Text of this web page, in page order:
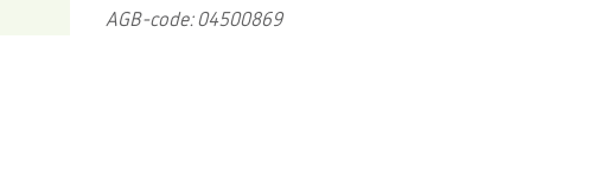
AGB-code: 04500869